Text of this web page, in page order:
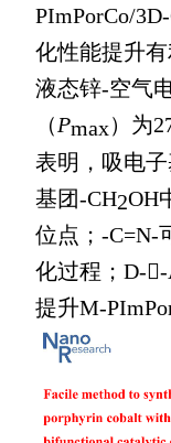
PImPorCo/
化性能提升有
液态锌-空气
（Pmax）为
表明，吸电子
基团-CH2OH
位点； -C=N-
化过程； D-
提升M-